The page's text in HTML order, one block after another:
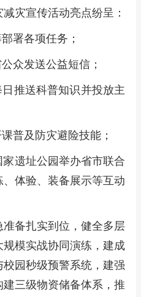
灾宣传活动亮点纷呈：
署各项任务；
众发送公益短信；
推送科普知识并投放主
普及防灾避险技能；
遗址公园举办省市联合
体验、装备展示等互动
准备扎实到位，健全多层
模实战协同演练，建成
园秒级预警系统，建强
三级物资储备体系，推